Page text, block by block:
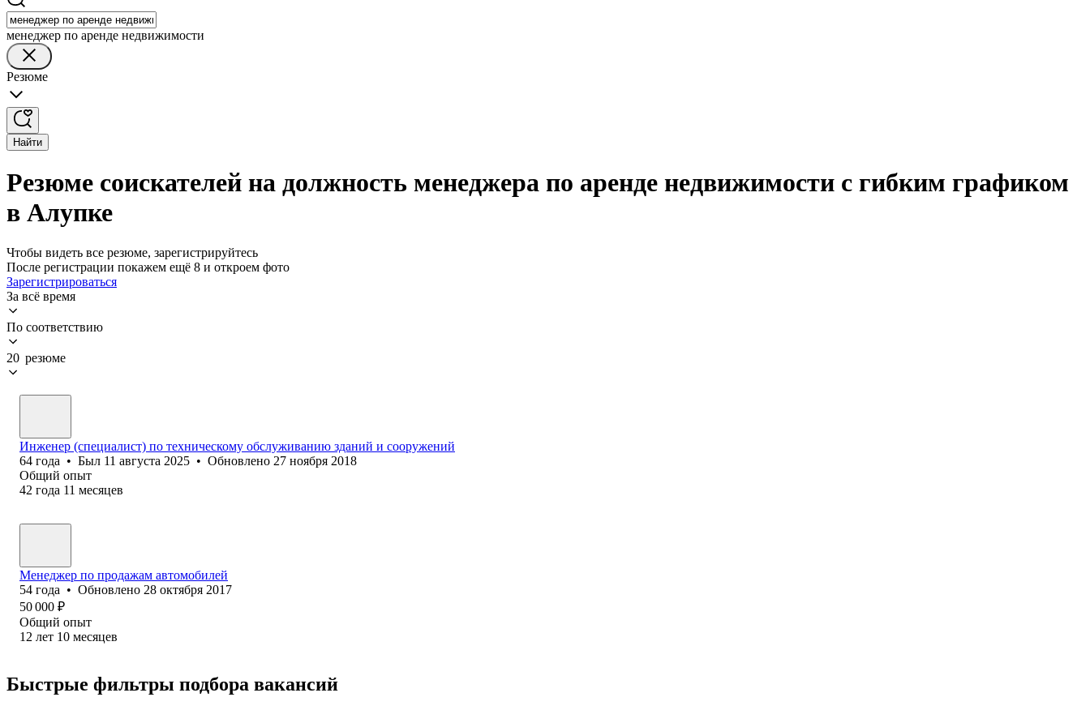
менеджер по аренде недвижимости
Резюме
Найти
Резюме соискателей на должность менеджера по аренде недвижимости с гибким графиком
в Алупке
Чтобы видеть все резюме, зарегистрируйтесь
После регистрации покажем ещё 8 и откроем фото
Зарегистрироваться
За всё время
По соответствию
20 резюме
Инженер (специалист) по техническому обслуживанию зданий и сооружений
64 года • Был 11 августа 2025 • Обновлено 27 ноября 2018
Общий опыт
42 года 11 месяцев
Менеджер по продажам автомобилей
54 года • Обновлено 28 октября 2017
50 000 ₽
Общий опыт
12 лет 10 месяцев
Быстрые фильтры подбора вакансий